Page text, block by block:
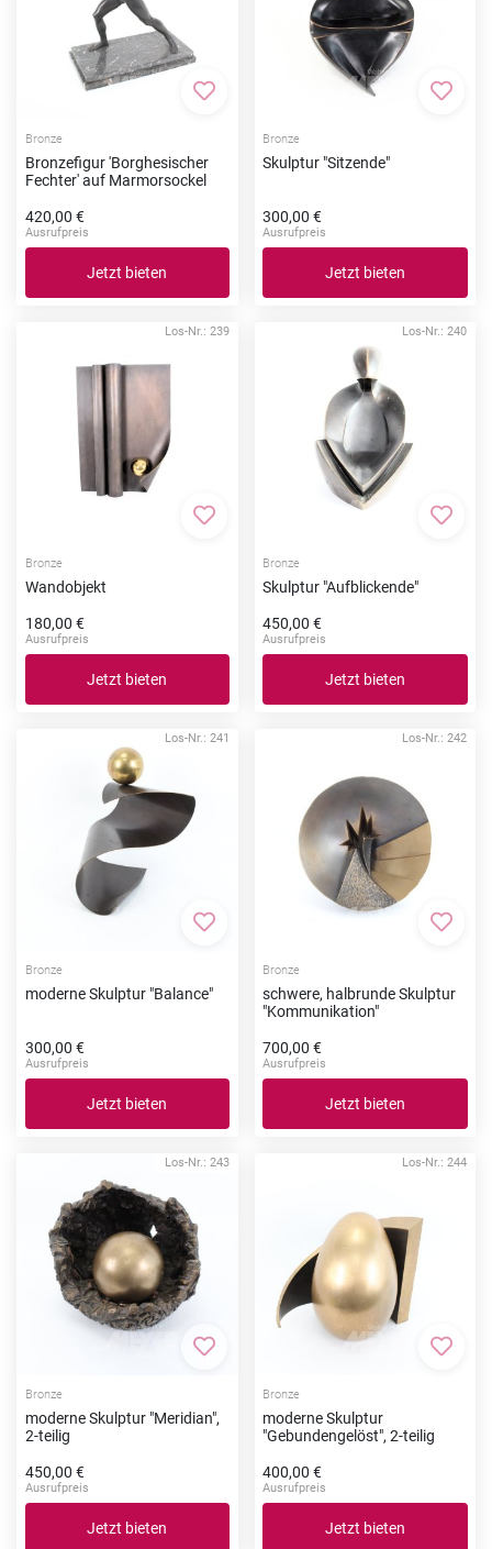
Zur Merkliste hinzufügen
Bronze
Bronzefigur 'Borghesischer
Fechter' auf Marmorsockel
420,00 €
Ausrufpreis
Jetzt bieten
Zur
Bronze
Skulptur "Sitzende"
300,00 €
Ausrufpreis
Jetzt bieten
Los-Nr.: 239
Zur Merkliste hinzufügen
Bronze
Wandobjekt
180,00 €
Ausrufpreis
Jetzt bieten
Los-Nr.: 240
Zur
Bronze
Skulptur "Aufblickende"
450,00 €
Ausrufpreis
Jetzt bieten
Los-Nr.: 241
Zur Merkliste hinzufügen
Bronze
moderne Skulptur "Balance"
300,00 €
Ausrufpreis
Jetzt bieten
Los-Nr.: 242
Zur
Bronze
schwere, halbrunde Skulptur
"Kommunikation"
700,00 €
Ausrufpreis
Jetzt bieten
Los-Nr.: 243
Zur Merkliste hinzufügen
Bronze
moderne Skulptur "Meridian",
2-teilig
450,00 €
Ausrufpreis
Jetzt bieten
Los-Nr.: 244
Zur
Bronze
moderne Skulptur
"Gebundengelöst", 2-teilig
400,00 €
Ausrufpreis
Jetzt bieten